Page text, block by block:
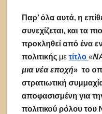
Παρ’ όλα αυτά, η
συνεχίζεται, και τα πι
προκληθεί από ένα
πολιτικής με τίτλο «
μια νέαεποχή» το
στρατιωτική
αποφασισμένη για
πολιτικού ρόλου